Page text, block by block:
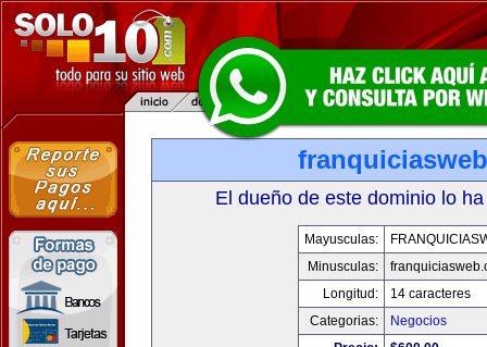
El dueño de este dominio lo
Mayusculas:
Minusculas:
Longitud:
14 caracteres
Categorias:
Negocios